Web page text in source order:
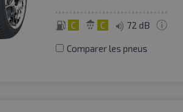
C C 72 dB
Comparer les pneus